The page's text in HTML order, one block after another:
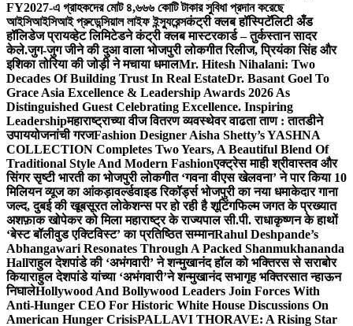
FY2027-এ গ্রাহকদের মোট ৪,৬৬৬ কোটি টাকার সুবিধা প্রদান করেছে
আইসিআইসিআই প্রুডেন্সিয়াল লাইফ ইন্স্যুরেন্সकंट्री क्लब हॉस्पिटॅलिटी अँड
हॉलिडेज प्रायव्हेट लिमिटेडने कंट्री क्लब मास्टरकार्ड – तुर्कस्तान सादर
केले.जुग-जुग जीने की दुआ वाला भोजपुरी लोकगीत रिलीज, प्रियंका सिंह और
इशिका तोरिया की जोड़ी ने मचाया धमालMr. Hitesh Nihalani: Two
Decades Of Building Trust In Real EstateDr. Basant Goel To
Grace Asia Excellence & Leadership Awards 2026 As
Distinguished Guest Celebrating Excellence. Inspiring
Leadershipमहाराष्ट्राच्या वीज वितरण व्यवस्थेवर वाढता ताण : तातडीने
उपाययोजनांची गरजFashion Designer Aisha Shetty’s YASHNA
COLLECTION Completes Two Years, A Beautiful Blend Of
Traditional Style And Modern Fashionएक्ट्रेस माही श्रीवास्तव और
सिंगर सृष्टी भारती का भोजपुरी लोकगीत ‘गवना वीएस खेलवना’ ने पार किया 10
मिलियन व्यूज का आंकड़ावर्ल्डवाइड रिकॉर्ड्स भोजपुरी का नया धमाकेदार गाना
जल्द, दुबई की खूबसूरत लोकेशन्स पर हो रही है शूटिंगफिल्म जगत के प्रख्यात
अशफ़ाक खोपेकर को मिला महाराष्ट्र के राज्यपाल सी.पी. राधाकृष्णन के हाथों
‘बेस्ट बॉलीवुड एक्टिविस्ट’ का प्रतिष्ठित सम्मानRahul Deshpande’s
Abhangawari Resonates Through A Packed Shanmukhananda
Hallराहुल देशपांडे की ‘अभंगवारी’ ने शन्मुखानंद हॉल को भक्तिरस से सराबोर
कियाराहुल देशपांडे यांच्या ‘अभंगवारी’ने शन्मुखानंद सभागृह भक्तिरसात न्हाऊन
निघालेHollywood And Bollywood Leaders Join Forces With
Anti-Hunger CEO For Historic White House Discussions On
American Hunger CrisisPALLAVI THORAVE: A Rising Star